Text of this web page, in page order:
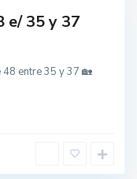
e/ 35 y 37
48 entre 35 y 37 🏡